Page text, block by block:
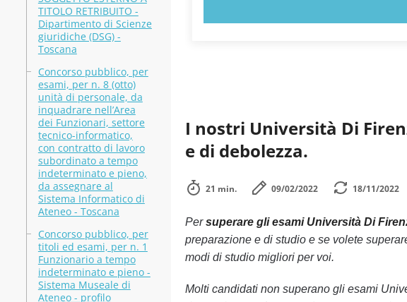
TITOLO RETRIBUITO -
Dipartimento di Scienze
giuridiche (DSG) -
Toscana
Concorso pubblico, per
esami, per n. 8 (otto)
unità di personale, da
inquadrare nell’Area
dei Funzionari, settore
tecnico-informatico,
con contratto di lavoro
subordinato a tempo
indeterminato e pieno,
da assegnare al
Sistema Informatico di
Ateneo - Toscana
Concorso pubblico, per
titoli ed esami, per n. 1
Funzionario a tempo
indeterminato e pieno -
Sistema Museale di
Ateneo - profilo
I nostri Università Di
e di debolezza.
21 min. 09/02/2022 18/11/2022
Persuperare gli esami Università Di
preparazione e di studio e se volete
modi di studio migliori per voi.
Molti candidati non superano gli esami